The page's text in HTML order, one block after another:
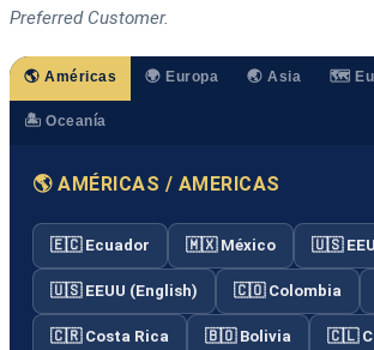
Preferred Customer.
🌎 Américas 🌍 Europa 🌏 Asia 🗺️
🏝️ Oceanía
🌎 AMÉRICAS / AMERICAS
🇪🇨 Ecuador 🇲🇽 México 🇺🇸
🇺🇸 EEUU (English) 🇨🇴 Colombia
🇨🇷 Costa Rica 🇧🇴 Bolivia 🇨🇱